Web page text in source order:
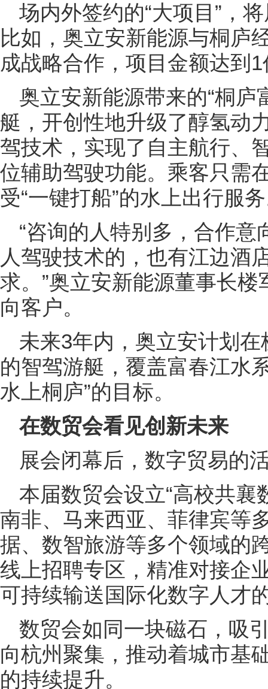
场内外签约的“大项目”，
比如，奥立安新能源与桐庐
成战略合作，项目金额达到
奥立安新能源带来的“桐庐
艇，开创性地升级了醇氢动
驾技术，实现了自主航行、
位辅助驾驶功能。乘客只需
受“一键打船”的水上出行服
“咨询的人特别多，合作
人驾驶技术的，也有江边酒
求。”奥立安新能源董事长
向客户。
未来3年内，奥立安计划
的智驾游艇，覆盖富春江水
水上桐庐”的目标。
在数贸会看见创新未来
展会闭幕后，数字贸易的
本届数贸会设立“高校共襄
南非、马来西亚、菲律宾等
据、数智旅游等多个领域的
线上招聘专区，精准对接企
可持续输送国际化数字人才
数贸会如同一块磁石，吸
向杭州聚集，推动着城市基
的持续提升。